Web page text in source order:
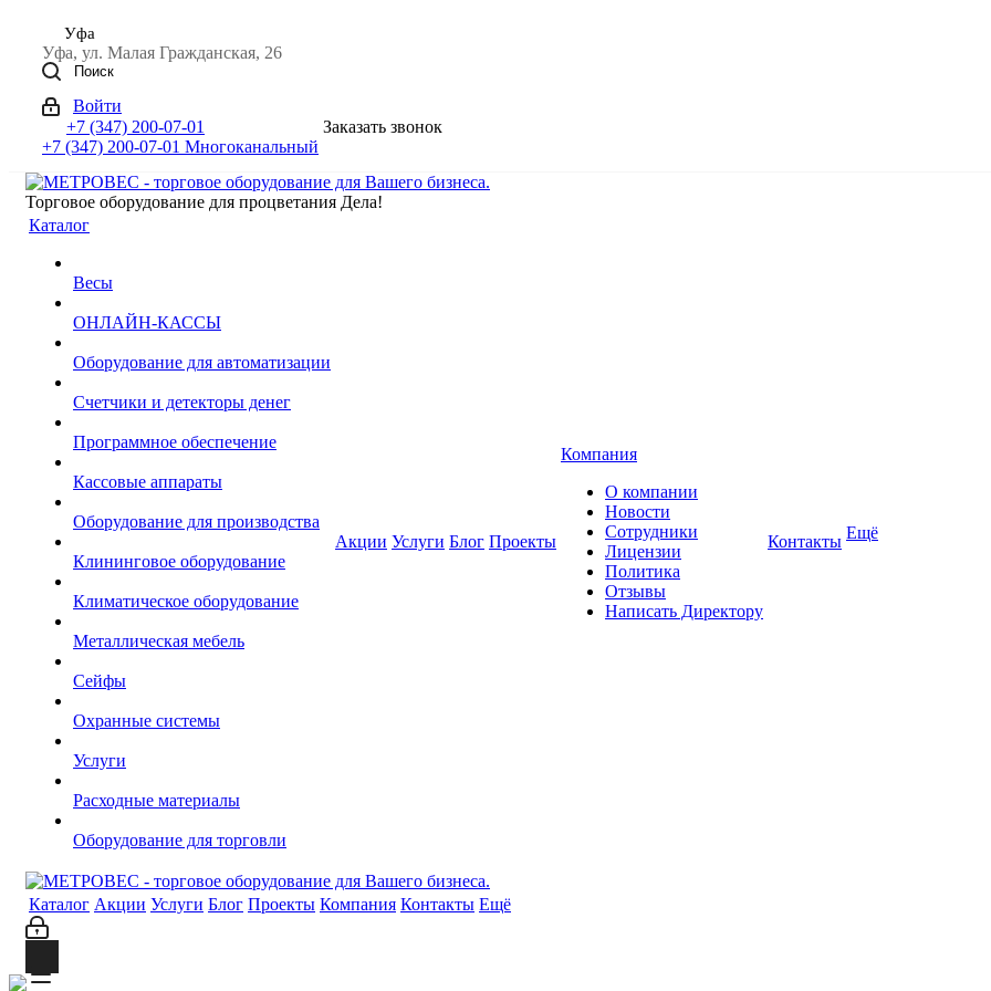
Уфа
Уфа, ул. Малая Гражданская, 26
Поиск
Войти
+7 (347) 200-07-01
+7 (347) 200-07-01 Многоканальный
Заказать звонок
Торговое оборудование для процветания Дела!
Каталог
Весы
ОНЛАЙН-КАССЫ
Оборудование для автоматизации
Счетчики и детекторы денег
Программное обеспечение
Кассовые аппараты
Оборудование для производства
Клининговое оборудование
Климатическое оборудование
Металлическая мебель
Сейфы
Охранные системы
Услуги
Расходные материалы
Оборудование для торговли
Акции Услуги Блог Проекты
Компания
О компании
Новости
Сотрудники
Лицензии
Политика
Отзывы
Написать Директору
Контакты Ещё
Каталог Акции Услуги Блог Проекты Компания Контакты Ещё